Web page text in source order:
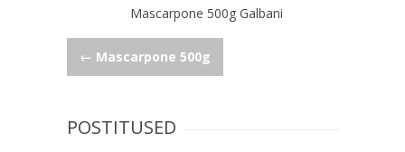
Mascarpone 500g Galbani
Navigeerimine
← Mascarpone 500g
POSTITUSED